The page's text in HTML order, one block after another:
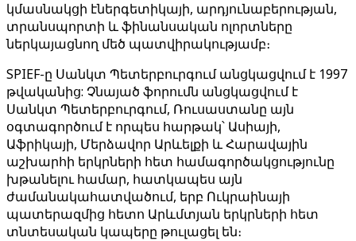
կմասնակցի էներգետիկայի, արդյունաբերության,
տրանսպորտի և ֆինանսական ոլորտները
ներկայացնող մեծ պատվիրակությամբ։
SPIEF-ը Սանկտ Պետերբուրգում անցկացվում է 1997
թվականից: Չնայած ֆորումն անցկացվում է
Սանկտ Պետերբուրգում, Ռուսաստանը այն
օգտագործում է որպես հարթակ՝ Ասիայի,
Աֆրիկայի, Մերձավոր Արևելքի և Հարավային
աշխարհի երկրների հետ համագործակցությունը
խթանելու համար, հատկապես այն
ժամանակահատվածում, երբ Ուկրաինայի
պատերազմից հետո Արևմտյան երկրների հետ
տնտեսական կապերը թուլացել են։